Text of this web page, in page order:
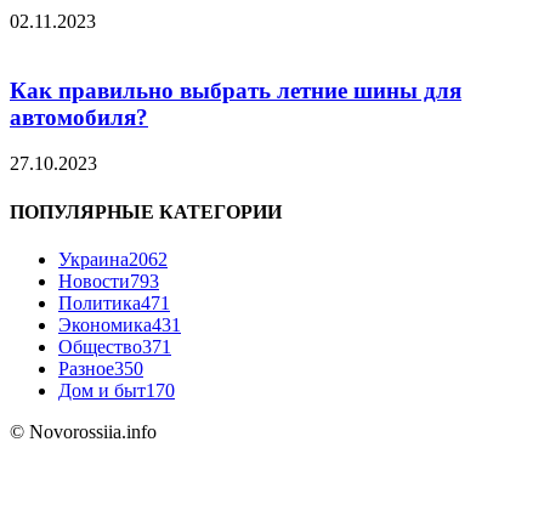
02.11.2023
Как правильно выбрать летние шины для
автомобиля?
27.10.2023
ПОПУЛЯРНЫЕ КАТЕГОРИИ
Украина2062
Новости793
Политика471
Экономика431
Общество371
Разное350
Дом и быт170
© Novorossiia.info